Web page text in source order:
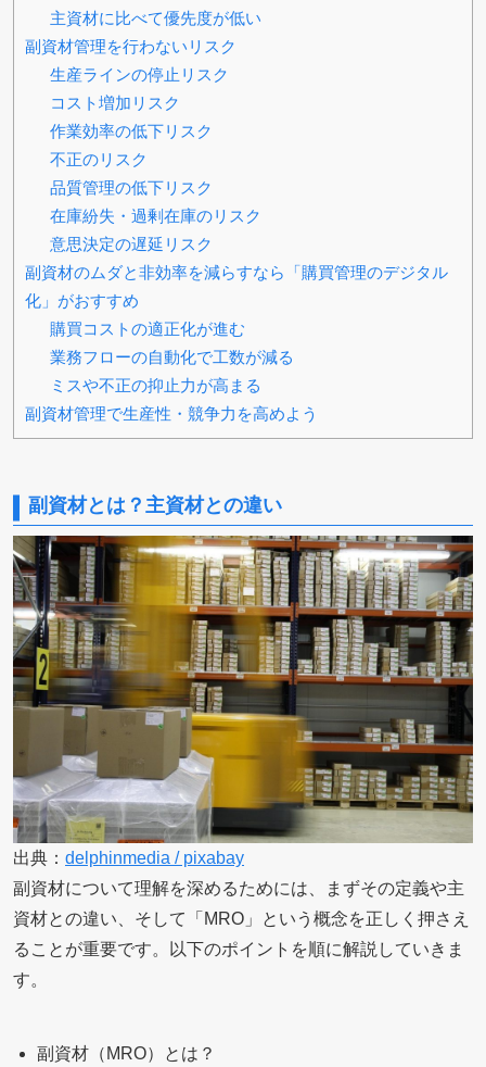
主資材に比べて優先度が低い
副資材管理を行わないリスク
生産ラインの停止リスク
コスト増加リスク
作業効率の低下リスク
不正のリスク
品質管理の低下リスク
在庫紛失・過剰在庫のリスク
意思決定の遅延リスク
副資材のムダと非効率を減らすなら「購買管理のデジタル
化」がおすすめ
購買コストの適正化が進む
業務フローの自動化で工数が減る
ミスや不正の抑止力が高まる
副資材管理で生産性・競争力を高めよう
副資材とは？主資材との違い
出典： delphinmedia / pixabay
副資材について理解を深めるためには、まずその定義や主
資材との違い、そして「MRO」という概念を正しく押さえ
ることが重要です。以下のポイントを順に解説していきま
す。
副資材（MRO）とは？